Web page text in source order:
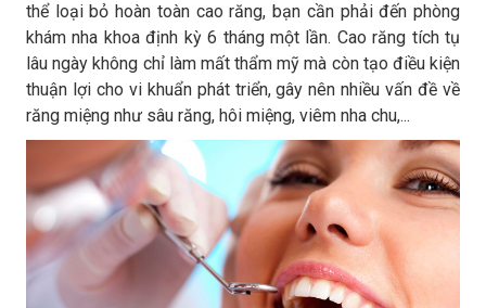
thể loại bỏ hoàn toàn cao răng, bạn cần phải đến phòng
khám nha khoa định kỳ 6 tháng một lần. Cao răng tích tụ
lâu ngày không chỉ làm mất thẩm mỹ mà còn tạo điều kiện
thuận lợi cho vi khuẩn phát triển, gây nên nhiều vấn đề về
răng miệng như sâu răng, hôi miệng, viêm nha chu,...